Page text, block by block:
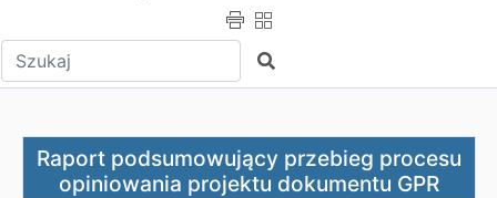
Wpisz tekst do wyszukania Szukaj
Raport podsumowujący przebieg procesu opiniowania
Raport podsumowujący przebieg procesu
opiniowania projektu dokumentu GPR